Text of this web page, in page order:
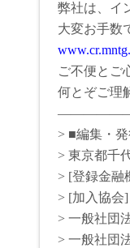
弊社は、イ
大変お手数
ご不便とご
何とぞご理
> ■編集・
> 東京都千
> [登録金融
> [加入協会
> 一般社団
> 一般社団